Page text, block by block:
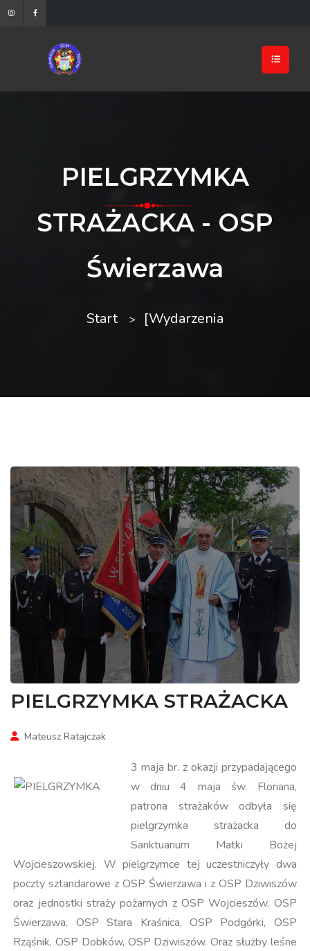
PIELGRZYMKA
STRAŻACKA - OSP
Świerzawa
Start [Wydarzenia
PIELGRZYMKA STRAŻACKA
Mateusz Ratajczak
3 maja br. z okazji przypadającego
w dniu 4 maja św. Floriana,
patrona strażaków odbyła się
pielgrzymka strażacka do
Sanktuarium Matki Bożej
Wojcieszowskiej. W pielgrzymce tej uczestniczyły dwa
poczty sztandarowe z OSP Świerzawa i z OSP Dziwiszów
oraz jednostki straży pożarnych z OSP Wojcieszów, OSP
Świerzawa, OSP Stara Kraśnica, OSP Podgórki, OSP
Rząśnik, OSP Dobków, OSP Dziwiszów. Oraz służby leśne